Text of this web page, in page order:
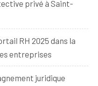
privé à Saint-
RH 2025 dans la
entreprises
juridique